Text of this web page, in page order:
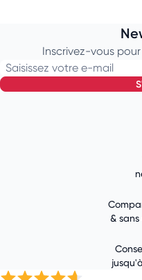
Inscrivez-vous
Saisissez votre e-mail
&